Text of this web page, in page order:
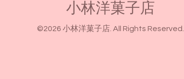
小林洋菓子店
©2026 小林洋菓子店. All Rights Reserved.